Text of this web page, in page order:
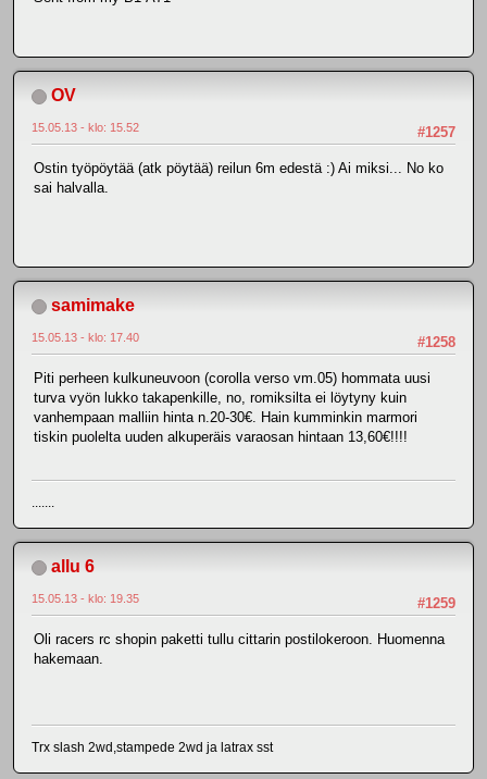
OV
#1257
15.05.13 - klo: 15.52
Ostin työpöytää (atk pöytää) reilun 6m edestä :) Ai miksi... No ko
sai halvalla.
samimake
#1258
15.05.13 - klo: 17.40
Piti perheen kulkuneuvoon (corolla verso vm.05) hommata uusi
turva vyön lukko takapenkille, no, romiksilta ei löytyny kuin
vanhempaan malliin hinta n.20-30€. Hain kumminkin marmori
tiskin puolelta uuden alkuperäis varaosan hintaan 13,60€!!!!
allu 6
#1259
15.05.13 - klo: 19.35
Oli racers rc shopin paketti tullu cittarin postilokeroon. Huomenna
hakemaan.
Trx slash 2wd,stampede 2wd ja latrax sst